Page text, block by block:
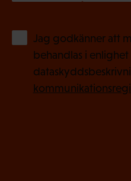
Jag godkänner att
behandlas i